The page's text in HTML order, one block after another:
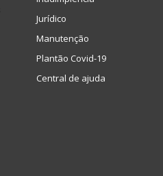
Jurídico
Manutenção
Plantão Covid-19
Central de ajuda